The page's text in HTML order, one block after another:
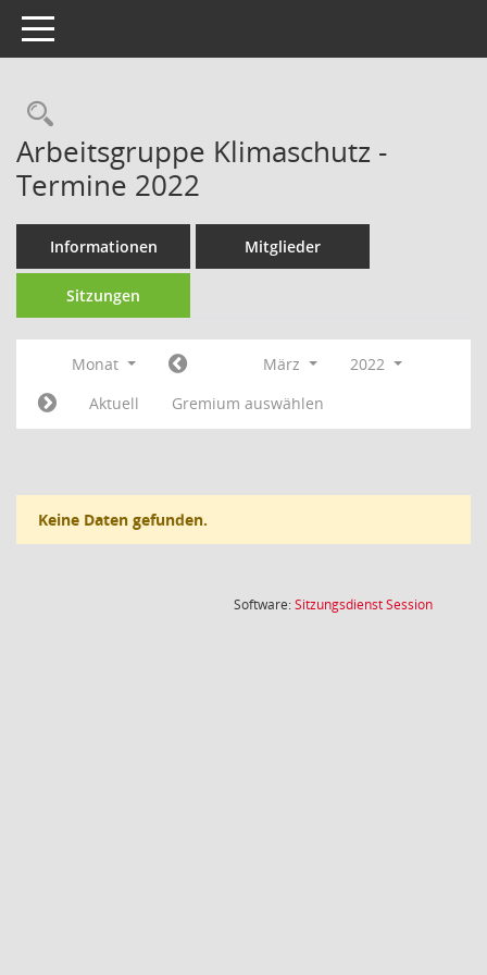
Toggle navigation
Rechercheauswahl
Arbeitsgruppe Klimaschutz -
Termine 2022
Informationen Mitglieder
Sitzungen
Monat März
2022
Aktuell
Gremium auswählen
Keine Daten gefunden.
Software:SitzungsdienstSession(Wird in